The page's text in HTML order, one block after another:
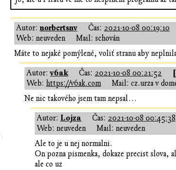
Autor:norbertsnv Čas: 2021-10-08 00:19:10
Web: neuveden
Mail: schován
Máte to nejaké pomýlené, voliť stranu aby
Autor:v6ak Čas: 2021-10-08 00:21:52
Web:https://v6ak.com
Mail: cz.urza v
Ne nic takového jsem tam nepsal…
Autor:Lojza Čas: 2021-10-08 00:45:38
Web: neuveden
Mail: neuveden
Ale to je u nej normalni.
On pozna pismenka, dokaze precist slova,
ale co uz